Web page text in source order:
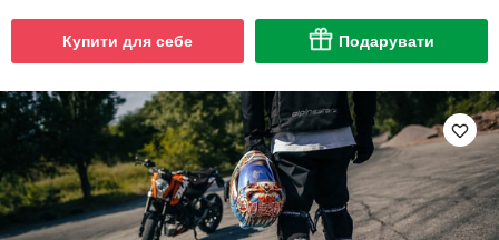
Купити для себе Подарувати